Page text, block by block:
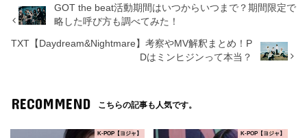
GOT the beat活動期間はいつからいつまで？期間限定で
略した呼び方も調べてみた！
TXT【Daydream&Nightmare】考察やMV解釈まとめ！P
Dはミンヒジンって本当？
RECOMMEND こちらの記事も人気です。
K-POP【ヨジャ】 K-POP【ヨジャ】